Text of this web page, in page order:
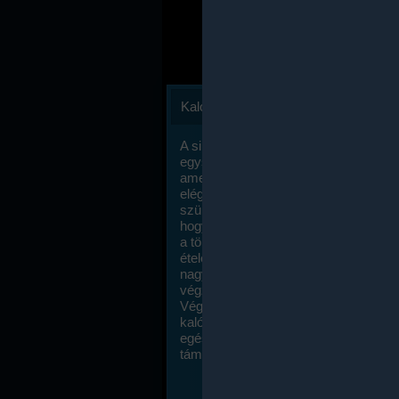
Kalóriaszámlálás
A sikeres fogyás titka valójában igen
egyszerű: égess több energiát, mint
amennyit beviszel. Természetesen
elég nagy fegyelemre és akaraterőre
szükség, de meglepődve fogod
hogy a kalóriaszámolás mennyire
a többi diétához képest. Itt nincsenek
ételek és a megengedett kalóriabevitelt
nagymértékben növelheted ha
végzel.
Végül, de nem utolsó sorban, a
kalóriaszámolás módszerét a legtöbb
egészségügyi szakorvos ajánlja és
támogatja.